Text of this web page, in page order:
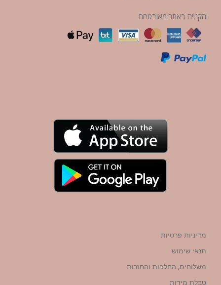
הקנייה באתר מאובטחת
מדיניות פרטיות
תנאי שימוש
משלוחים, החלפות והחזרות
טבלת מידות